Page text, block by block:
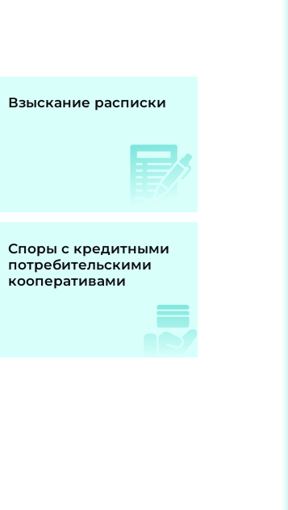
Взыскание расписки
Споры с кредитными
потребительскими
кооперативами